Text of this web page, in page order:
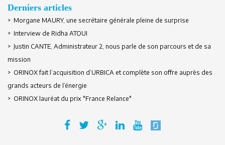
Derniers articles
> Morgane MAURY, une secrétaire générale pleine de surprise
> Interview de Ridha ATOUI
> Justin CANTE, Administrateur 2, nous parle de son parcours et de sa
mission
> ORINOX fait l’acquisition d’URBICA et complète son offre auprès des
grands acteurs de l’énergie
> ORINOX lauréat du prix "France Relance"